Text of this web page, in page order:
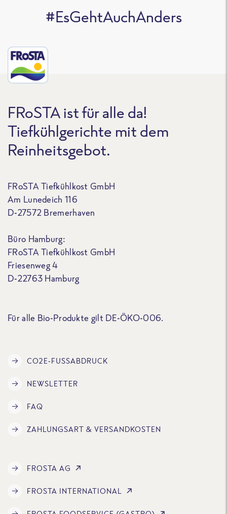
#EsGehtAuchAnders
FRoSTA ist für alle da!
Tiefkühlgerichte mit dem
Reinheitsgebot.
FRoSTA Tiefkühlkost GmbH
Am Lunedeich 116
D-27572 Bremerhaven
Büro Hamburg:
FRoSTA Tiefkühlkost GmbH
Friesenweg 4
D-22763 Hamburg
Für alle Bio-Produkte gilt DE-ÖKO-006.
CO2E-FUSSABDRUCK
NEWSLETTER
FAQ
ZAHLUNGSART & VERSANDKOSTEN
FROSTA AG
FROSTA INTERNATIONAL